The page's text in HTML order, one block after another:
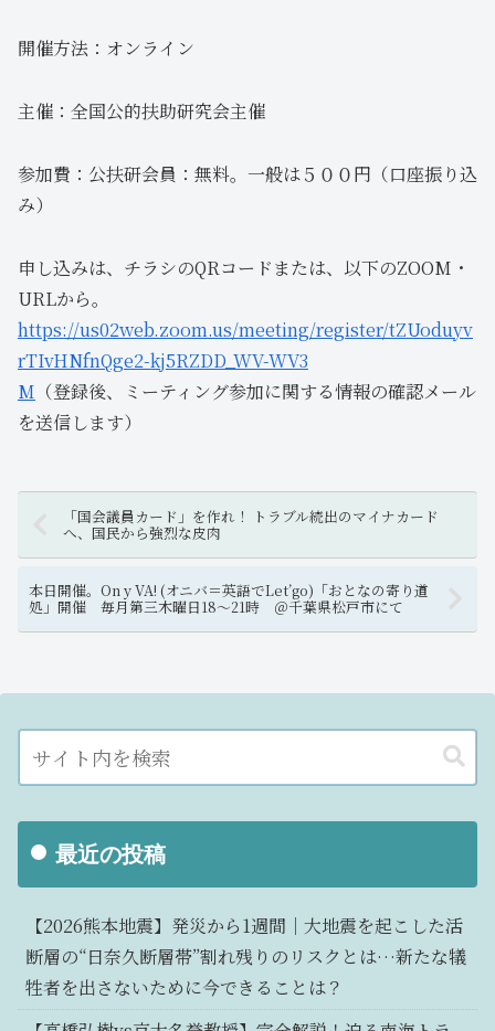
開催方法：オンライン
主催：全国公的扶助研究会主催
参加費：公扶研会員：無料。一般は５００円（口座振り込
み）
申し込みは、チラシのQRコードまたは、以下のZOOM・
URLから。
https://us02web.zoom.us/meeting/register/tZUoduyv
rTIvHNfnQge2-kj5RZDD_WV-WV3
M （登録後、ミーティング参加に関する情報の確認メール
を送信します）
「国会議員カード」を作れ！ トラブル続出のマイナカード
へ、国民から強烈な皮肉
本日開催。On y VA! (オニバ＝英語でLet’go)「おとなの寄り道
処」開催 毎月第三木曜日18～21時 ＠千葉県松戸市にて
最近の投稿
【2026熊本地震】発災から1週間｜大地震を起こした活
断層の“日奈久断層帯”割れ残りのリスクとは…新たな犠
牲者を出さないために今できることは？